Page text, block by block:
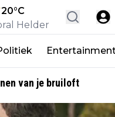
20°C
Helder
van je bruiloft